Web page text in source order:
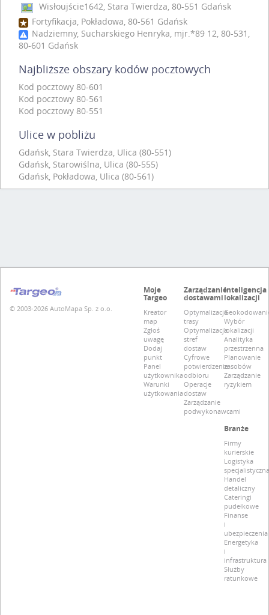
Wisłoujście1642, Stara Twierdza, 80-551 Gdańsk
Fortyfikacja, Pokładowa, 80-561 Gdańsk
Nadziemny, Sucharskiego Henryka, mjr.*89 12, 80-531,
80-601 Gdańsk
Najbliższe obszary kodów pocztowych
Kod pocztowy 80-601
Kod pocztowy 80-561
Kod pocztowy 80-551
Ulice w pobliżu
Gdańsk, Stara Twierdza, Ulica (80-551)
Gdańsk, Starowiślna, Ulica (80-555)
Gdańsk, Pokładowa, Ulica (80-561)
© 2003-2026 AutoMapa Sp. z o.o.
Moje
Targeo
Kreator
map
Zgłoś
uwagę
Dodaj
punkt
Panel
użytkownika
Warunki
użytkowania
Zarządzanie
dostawami
Optymalizacja
trasy
Optymalizacja
stref
dostaw
Cyfrowe
potwierdzenie
odbioru
Operacje
dostaw
Zarządzanie
podwykonawcami
Inteligencja
lokalizacji
Wybór
lokalizacji
Analityka
przestrzenna
Planowanie
zasobów
Zarządzanie
ryzykiem
Branże
Firmy
kurierskie
Logistyka
specjalistyczna
Handel
detaliczny
Cateringi
pudełkowe
Finanse
i
ubezpieczenia
Energetyka
i
infrastruktura
Służby
ratunkowe